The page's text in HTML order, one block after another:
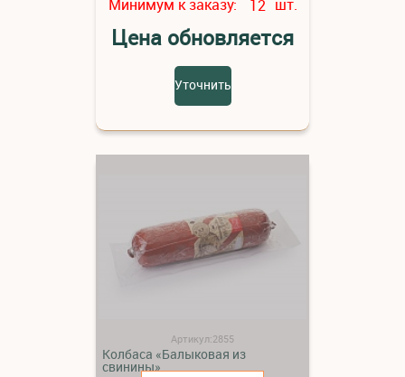
Минимум к заказу: 12 шт.
Цена обновляется
Уточнить
Артикул:2855
Колбаса «Балыковая из
свинины»